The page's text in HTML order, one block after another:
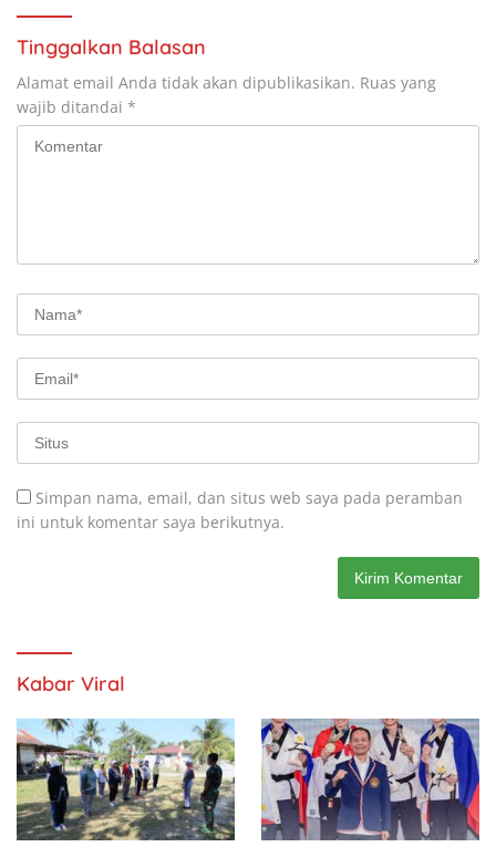
Tinggalkan Balasan
Alamat email Anda tidak akan dipublikasikan. Ruas yang
wajib ditandai *
Simpan nama, email, dan situs web saya pada peramban
ini untuk komentar saya berikutnya.
Kabar Viral